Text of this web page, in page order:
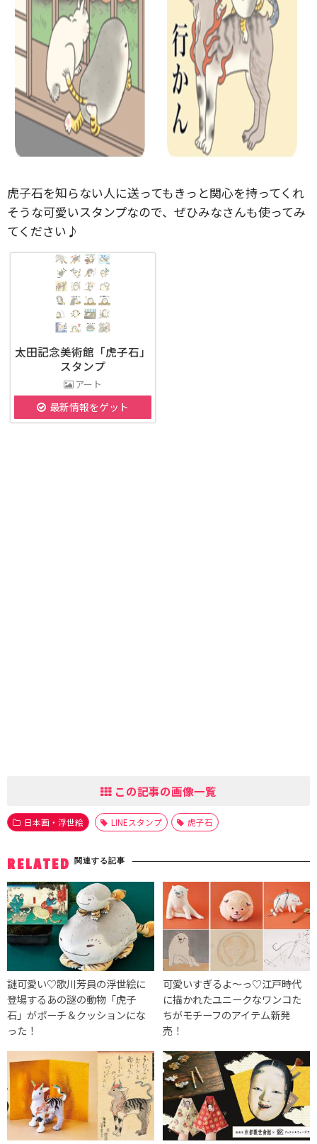
虎子石を知らない人に送ってもきっと関心を持ってくれ
そうな可愛いスタンプなので、ぜひみなさんも使ってみ
てください♪
太田記念美術館「虎子石」
スタンプ
アート
最新情報をゲット
この記事の画像一覧
日本画・浮世絵 LINEスタンプ 虎子石
RELATED 関連する記事
謎可愛い♡歌川芳員の浮世絵に
登場するあの謎の動物「虎子
石」がポーチ＆クッションにな
った！
可愛いすぎるよ〜っ♡江戸時代
に描かれたユニークなワンコた
ちがモチーフのアイテム新発
売！